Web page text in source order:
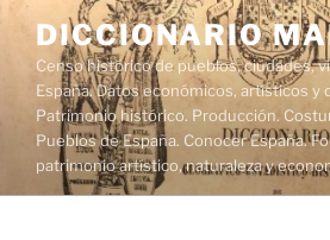
contenido
DICCIONARIO
Censo histórico de pueblos, ciudades,
España. Datos económicos, artísticos y
Patrimonio histórico. Producción.
Pueblos de España. Conocer España.
patrimonio artístico, naturaleza y